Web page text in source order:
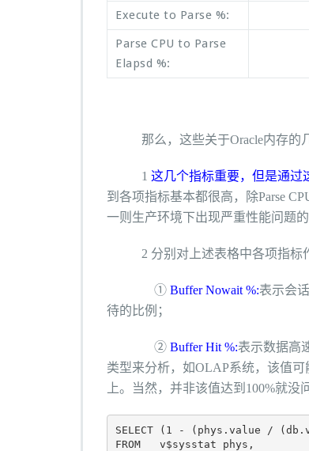
释
Execute to Parse %:
Parse CPU to Parse
Elapsd %:
那么，这些关于Oracle内存的几
1 这几个指标重要，但是通过
到各项指标基本都很高，除Parse
一则生产环境下出现严重性能问题
2 分别对上述表格中各项指标作
① Buffer Nowait %:表示会
待的比例；
② Buffer Hit %:表示数据高
类型来分析，如OLAP系统，该值
上。当然，并非该值达到100%就
SELECT (1 -
FROM